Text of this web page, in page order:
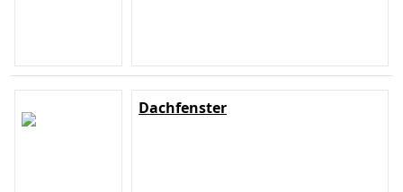
Dachfenster